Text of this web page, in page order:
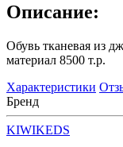
Описание:
Обувь тканевая из
материал 8500 т.р.
Характеристики
Бренд
KIWIKEDS